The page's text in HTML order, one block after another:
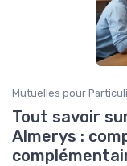
Mutuelles pour
Tout savoir
Almerys :